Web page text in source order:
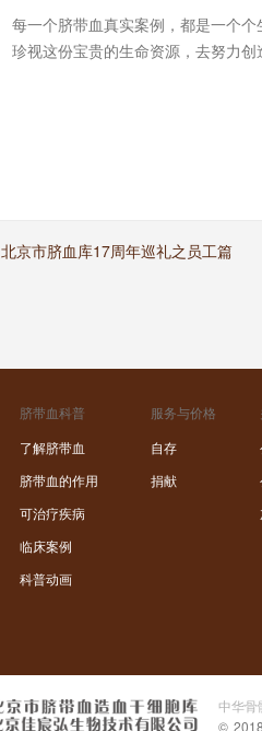
每一个脐带血真实案例，都是一个
珍视这份宝贵的生命资源，去努力创
北京市脐血库17周年巡礼之员工篇
脐带血科普
了解脐带血
脐带血的作用
可治疗疾病
临床案例
科普动画
服务与价格
自存
捐献
中华骨
©